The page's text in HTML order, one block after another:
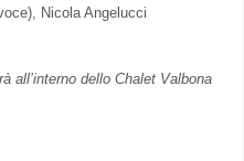
Nicola Angelucci
all’interno dello Chalet Valbona